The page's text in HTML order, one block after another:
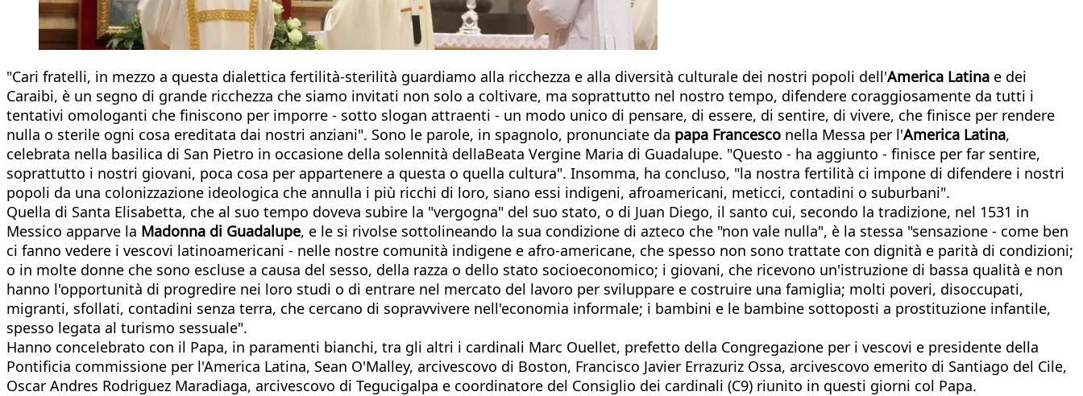
"Cari fratelli, in mezzo a questa dialettica fertilità-sterilità guardiamo alla ricchezza e alla diversità culturale dei nostri popoli dell'America Latina e dei
Caraibi, è un segno di grande ricchezza che siamo invitati non solo a coltivare, ma soprattutto nel nostro tempo, difendere coraggiosamente da tutti i
tentativi omologanti che finiscono per imporre - sotto slogan attraenti - un modo unico di pensare, di essere, di sentire, di vivere, che finisce per rendere
nulla o sterile ogni cosa ereditata dai nostri anziani". Sono le parole, in spagnolo, pronunciate da papa Francesco nella Messa per l'America Latina,
celebrata nella basilica di San Pietro in occasione della solennità dellaBeata Vergine Maria di Guadalupe. "Questo - ha aggiunto - finisce per far sentire,
soprattutto i nostri giovani, poca cosa per appartenere a questa o quella cultura". Insomma, ha concluso, "la nostra fertilità ci impone di difendere i nostri
popoli da una colonizzazione ideologica che annulla i più ricchi di loro, siano essi indigeni, afroamericani, meticci, contadini o suburbani".
Quella di Santa Elisabetta, che al suo tempo doveva subire la "vergogna" del suo stato, o di Juan Diego, il santo cui, secondo la tradizione, nel 1531 in
Messico apparve la Madonna di Guadalupe, e le si rivolse sottolineando la sua condizione di azteco che "non vale nulla", è la stessa "sensazione - come ben
ci fanno vedere i vescovi latinoamericani - nelle nostre comunità indigene e afro-americane, che spesso non sono trattate con dignità e parità di condizioni;
o in molte donne che sono escluse a causa del sesso, della razza o dello stato socioeconomico; i giovani, che ricevono un'istruzione di bassa qualità e non
hanno l'opportunità di progredire nei loro studi o di entrare nel mercato del lavoro per sviluppare e costruire una famiglia; molti poveri, disoccupati,
migranti, sfollati, contadini senza terra, che cercano di sopravvivere nell'economia informale; i bambini e le bambine sottoposti a prostituzione infantile,
spesso legata al turismo sessuale".
Hanno concelebrato con il Papa, in paramenti bianchi, tra gli altri i cardinali Marc Ouellet, prefetto della Congregazione per i vescovi e presidente della
Pontificia commissione per l'America Latina, Sean O'Malley, arcivescovo di Boston, Francisco Javier Errazuriz Ossa, arcivescovo emerito di Santiago del Cile,
Oscar Andres Rodriguez Maradiaga, arcivescovo di Tegucigalpa e coordinatore del Consiglio dei cardinali (C9) riunito in questi giorni col Papa.